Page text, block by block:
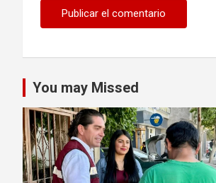
You may Missed